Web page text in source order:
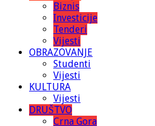
Biznis
Investicije
Tenderi
Vijesti
OBRAZOVANJE
Studenti
Vijesti
KULTURA
Vijesti
DRUŠTVO
Crna Gora